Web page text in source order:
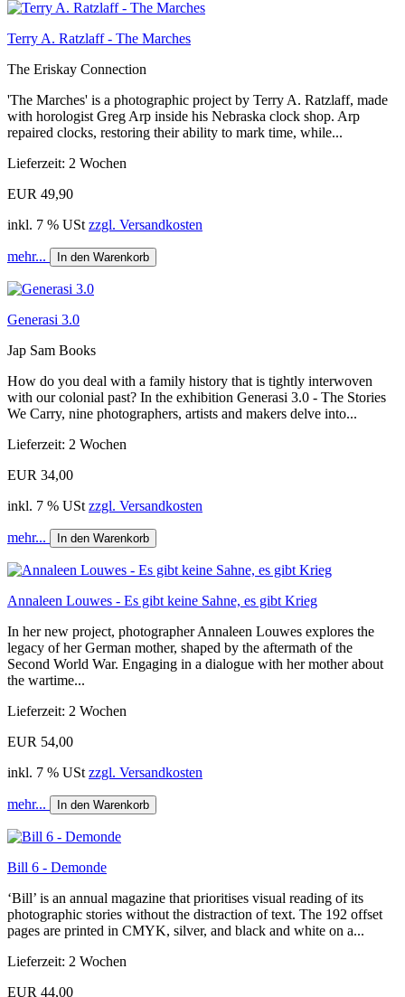
Terry A. Ratzlaff - The Marches
The Eriskay Connection
'The Marches' is a photographic project by Terry A. Ratzlaff, made
with horologist Greg Arp inside his Nebraska clock shop. Arp
repaired clocks, restoring their ability to mark time, while...
Lieferzeit: 2 Wochen
EUR 49,90
inkl. 7 % USt zzgl. Versandkosten
mehr... In den Warenkorb
Generasi 3.0
Jap Sam Books
How do you deal with a family history that is tightly interwoven
with our colonial past? In the exhibition Generasi 3.0 - The Stories
We Carry, nine photographers, artists and makers delve into...
Lieferzeit: 2 Wochen
EUR 34,00
inkl. 7 % USt zzgl. Versandkosten
mehr... In den Warenkorb
Annaleen Louwes - Es gibt keine Sahne, es gibt Krieg
In her new project, photographer Annaleen Louwes explores the
legacy of her German mother, shaped by the aftermath of the
Second World War. Engaging in a dialogue with her mother about
the wartime...
Lieferzeit: 2 Wochen
EUR 54,00
inkl. 7 % USt zzgl. Versandkosten
mehr... In den Warenkorb
Bill 6 - Demonde
‘Bill’ is an annual magazine that prioritises visual reading of its
photographic stories without the distraction of text. The 192 offset
pages are printed in CMYK, silver, and black and white on a...
Lieferzeit: 2 Wochen
EUR 44,00